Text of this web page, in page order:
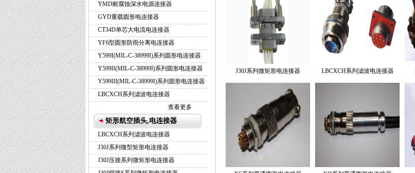
YMD耐腐蚀深水电源连接器
GYD重载圆形电连接器
CT34D单芯大电流电连接器
YF6型圆形防雨分离电连接器
Y599I(MIL-C-38999I)系列圆形电连接器
Y599II(MIL-C-38999I)系列圆形电连接器
Y599III(MIL-C-38999I)系列圆形电连接器
LBCXCH系列滤波电连接器
查看更多
矩形航空插头,电连接器
LBCXCH系列滤波电连接器
J30J系列微型矩形电连接器
J30J压接系列微矩形电连接器
J30J系列微矩形电连接器 LBCXCH系列滤波电连接器